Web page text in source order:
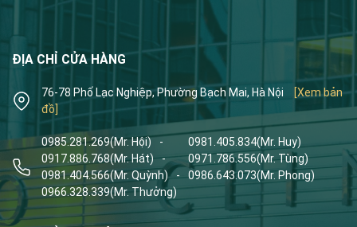
ĐỊA CHỈ CỬA HÀNG
76-78 Phố Lạc Nghiệp, Phường Bạch Mai, Hà Nội
[Xem bản
đồ]
0985.281.269(Mr. Hội) - 0981.405.834(Mr. Huy)
0917.886.768(Mr. Hát) - 0971.786.556(Mr. Tùng)
0981.404.566(Mr. Quỳnh) - 0986.643.073(Mr. Phong)
0966.328.339(Mr. Thưởng)